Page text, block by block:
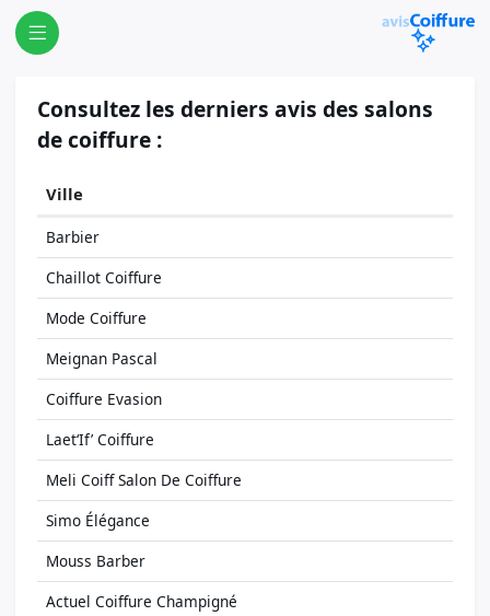
Consultez les derniers avis des salons
de coiffure :
Ville
Barbier
Chaillot Coiffure
Mode Coiffure
Meignan Pascal
Coiffure Evasion
Laet‘If’ Coiffure
Meli Coiff Salon De Coiffure
Simo Élégance
Mouss Barber
Actuel Coiffure Champigné